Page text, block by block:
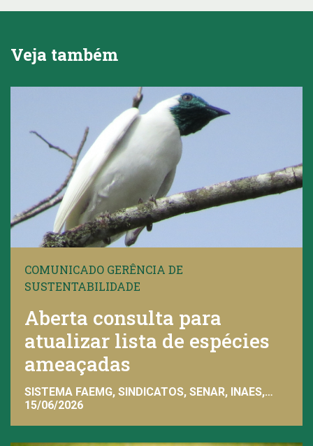
Veja também
COMUNICADO GERÊNCIA DE
SUSTENTABILIDADE
Aberta consulta para
atualizar lista de espécies
ameaçadas
SISTEMA FAEMG, SINDICATOS, SENAR, INAES,
FAEMG
15/06/2026